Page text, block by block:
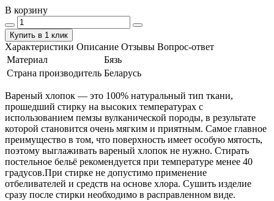
В корзину
Купить в 1 клик
Характеристики Описание Отзывы Вопрос-ответ
Материал
Бязь
Страна производитель Беларусь
Вареный хлопок — это 100% натуральный тип ткани,
прошедший стирку на высоких температурах с
использованием пемзы вулканической породы, в результате
которой становится очень мягким и приятным. Самое главное
преимущество в том, что поверхность имеет особую мятость,
поэтому выглаживать вареный хлопок не нужно. Стирать
постельное бельё рекомендуется при температуре менее 40
градусов.При стирке не допустимо применение
отбеливателей и средств на основе хлора. Сушить изделие
сразу после стирки необходимо в расправленном виде.